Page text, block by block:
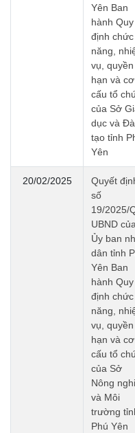
Yên Ban
hành Quy
định chức
năng,
vụ, quyền
hạn và cơ
cấu tổ
của Sở
dục và
tạo tỉnh
Yên
20/02/2025
Quyết
số
19/2025/
UBND
Ủy ban
dân tỉnh
Yên Ban
hành Quy
định chức
năng,
vụ, quyền
hạn và cơ
cấu tổ
của Sở
Nông
và Môi
trường
Phú Yên